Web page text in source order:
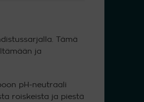
Tämä
ja
pH-neutraali
roiskeista ja piestä